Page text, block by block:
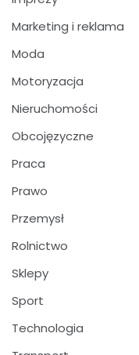
Marketing i reklama
Moda
Motoryzacja
Nieruchomości
Obcojęzyczne
Praca
Prawo
Przemysł
Rolnictwo
Sklepy
Sport
Technologia